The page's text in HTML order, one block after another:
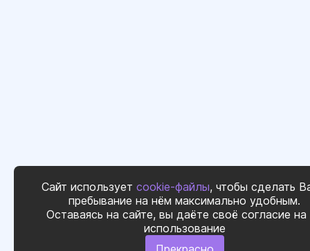
Сайт использует cookie-файлы, чтобы сделать
пребывание на нём максимально удобным.
Оставаясь на сайте, вы даёте своё согласие на
использование